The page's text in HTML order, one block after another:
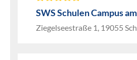
SWS Schulen Campus
Ziegelseestraße 1, 19055